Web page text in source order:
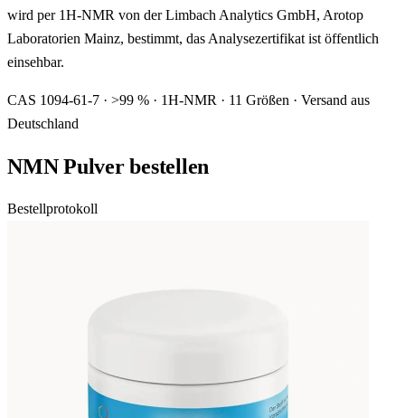
wird per 1H-NMR von der Limbach Analytics GmbH, Arotop
Laboratorien Mainz, bestimmt, das Analysezertifikat ist öffentlich
einsehbar.
CAS 1094-61-7 · >99 % · 1H-NMR · 11 Größen · Versand aus
Deutschland
NMN Pulver bestellen
Bestellprotokoll